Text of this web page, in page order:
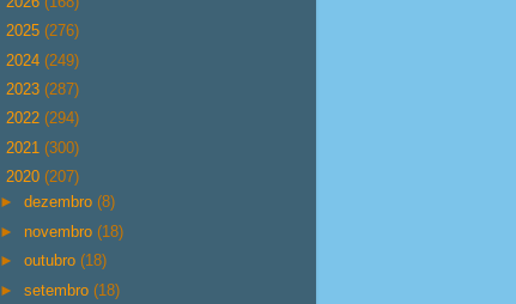
2025 (276)
2024 (249)
2023 (287)
2022 (294)
2021 (300)
2020 (207)
►dezembro(8)
► novembro(18)
►outubro(18)
►setembro(18)